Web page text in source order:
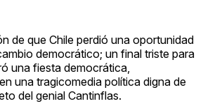
de que Chile perdió una oportunidad
democrático; un final triste para
una fiesta democrática,
una tragicomedia política digna de
del genial Cantinflas.